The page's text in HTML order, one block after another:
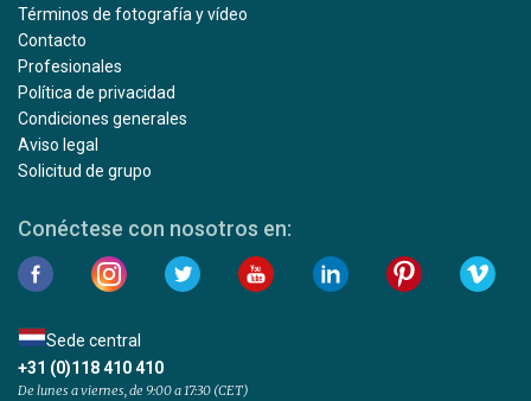
Términos de fotografía y vídeo
Contacto
Profesionales
Política de privacidad
Condiciones generales
Aviso legal
Solicitud de grupo
Conéctese con nosotros en:
Sede central
+31 (0)118 410 410
De lunes a viernes, de 9:00 a 17:30 (CET)